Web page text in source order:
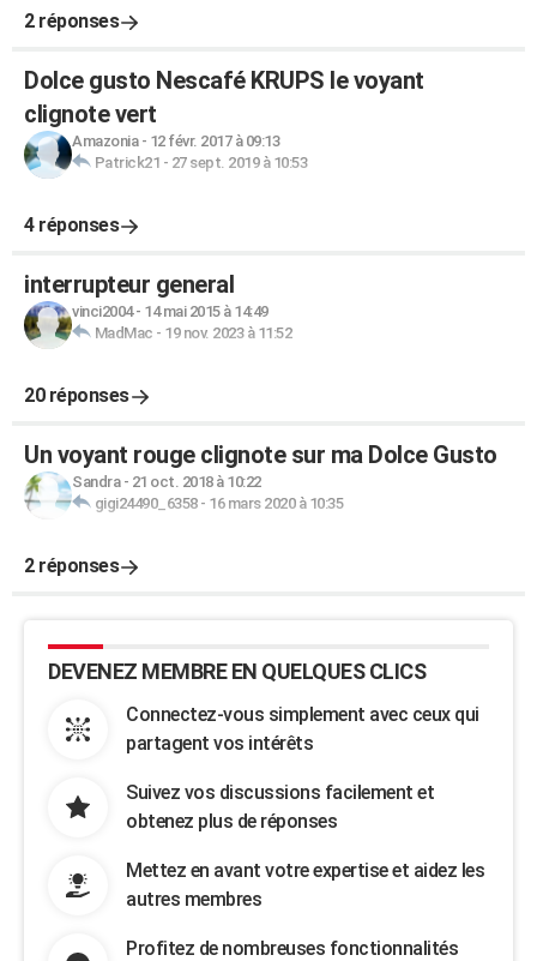
2 réponses
Dolce gusto Nescafé KRUPS le voyant
clignote vert
Amazonia- 12 févr. 2017 à 09:13
Patrick21 - 27 sept. 2019 à 10:53
4 réponses
interrupteur general
vinci2004- 14 mai 2015 à 14:49
MadMac - 19 nov. 2023 à 11:52
20 réponses
Un voyant rouge clignote sur ma Dolce Gusto
Sandra- 21 oct. 2018 à 10:22
gigi24490_6358- 16 mars 2020 à 10:35
2 réponses
DEVENEZ MEMBRE EN QUELQUES CLICS
Connectez-vous simplement avec ceux qui
partagent vos intérêts
Suivez vos discussions facilement et
obtenez plus de réponses
Mettez en avant votre expertise et aidez les
autres membres
Profitez de nombreuses fonctionnalités